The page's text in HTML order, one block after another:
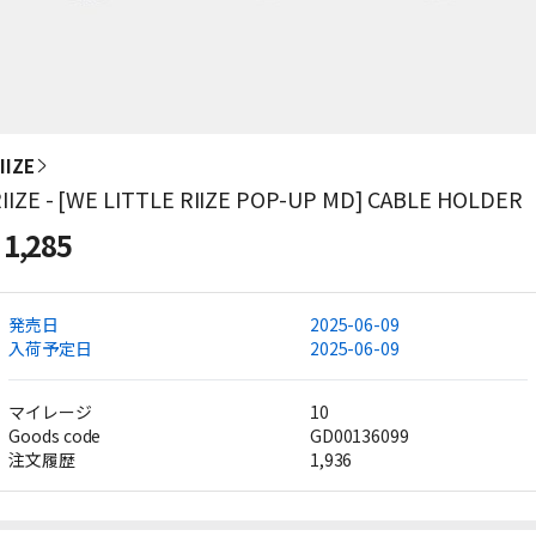
- [WE LITTLE RIIZE POP-UP MD] CABLE HOLDER
1,285
発売日
2025-06-09
入荷予定日
2025-06-09
マイレージ
10
Goods code
GD00136099
注文履歴
1,936